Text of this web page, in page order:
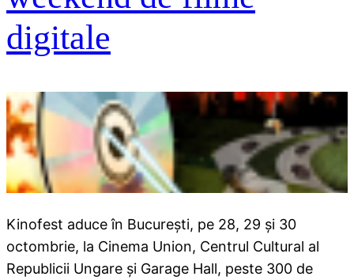
digitale
Kinofest aduce în Bucureşti, pe 28, 29 şi 30
octombrie, la Cinema Union, Centrul Cultural al
Republicii Ungare şi Garage Hall, peste 300 de